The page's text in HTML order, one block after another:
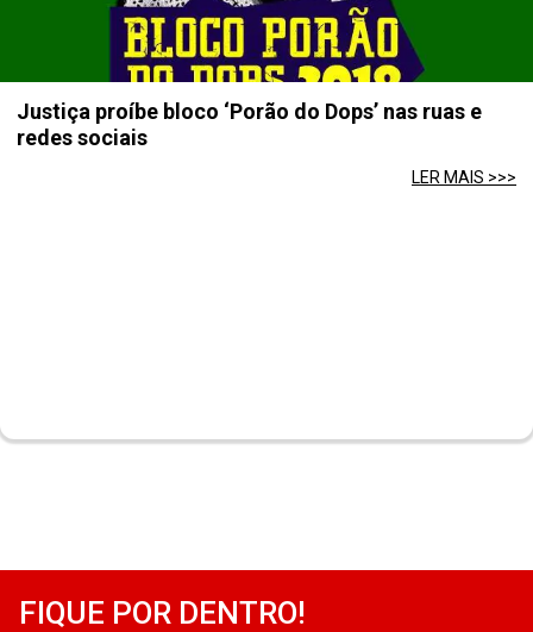
Justiça proíbe bloco ‘Porão do Dops’ nas ruas e
redes sociais
LER MAIS >>>
FIQUE POR DENTRO!